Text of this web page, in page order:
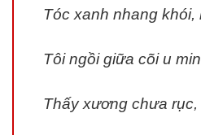
Tóc xanh nhang khói,
Tôi ngồi giữa cõi u
Thấy xương chưa